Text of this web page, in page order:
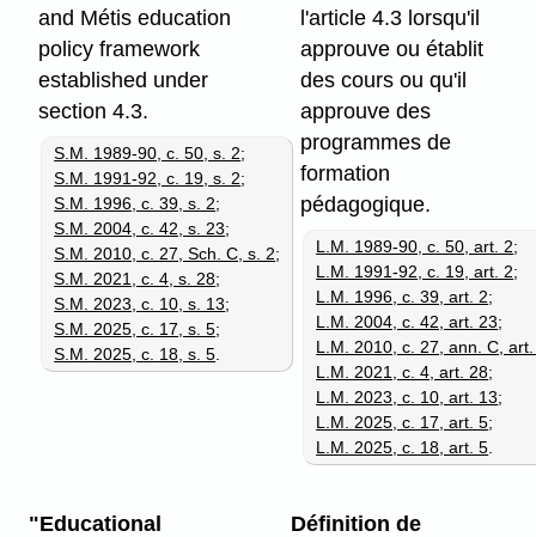
and Métis education
policy framework
established under
section 4.3.
S.M. 1989-90, c. 50, s. 2;
S.M. 1991-92, c. 19, s. 2;
S.M. 1996, c. 39, s. 2;
S.M. 2004, c. 42, s. 23;
S.M. 2010, c. 27, Sch. C, s. 2;
S.M. 2021, c. 4, s. 28;
S.M. 2023, c. 10, s. 13;
S.M. 2025, c. 17, s. 5;
S.M. 2025, c. 18, s. 5.
l'article 4.3 lorsqu'il
approuve ou établit
des cours ou qu'il
approuve des
programmes de
formation
pédagogique.
L.M. 1989-90, c. 50, art. 2;
L.M. 1991-92, c. 19, art. 2;
L.M. 1996, c. 39, art. 2;
L.M. 2004, c. 42, art. 23;
L.M. 2010, c. 27, ann. C,
L.M. 2021, c. 4, art. 28;
L.M. 2023, c. 10, art. 13;
L.M. 2025, c. 17, art. 5;
L.M. 2025, c. 18, art. 5.
"Educational
Définition de